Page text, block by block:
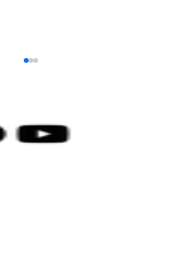
é, como identificar